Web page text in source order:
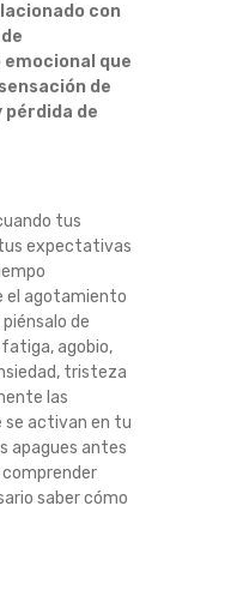
con
que
de
pérdida de
tus
expectativas
el agotamiento
de
agobio,
tristeza
las
se activan en tu
apagues antes
saber cómo